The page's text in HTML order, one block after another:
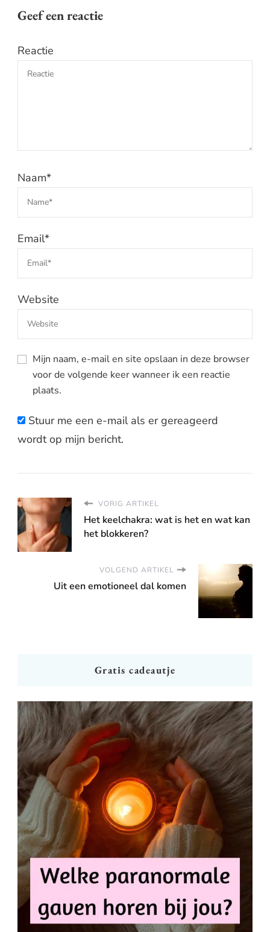
Geef een reactie
Reactie
Naam*
Email*
Website
Mijn naam, e-mail en site opslaan in deze browser
voor de volgende keer wanneer ik een reactie
plaats.
Stuur me een e-mail als er gereageerd
wordt op mijn bericht.
VORIG ARTIKEL
Het keelchakra: wat is het en wat kan
het blokkeren?
VOLGEND ARTIKEL
Uit een emotioneel dal komen
Gratis cadeautje